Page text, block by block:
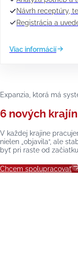
Návrh receptúry,
Registrácia a
Viac informácií
Expanzia, ktorá má
6 nových
V každej krajine
nielen „objavila“, ale
byť pri raste od
Chcem spolupracovať